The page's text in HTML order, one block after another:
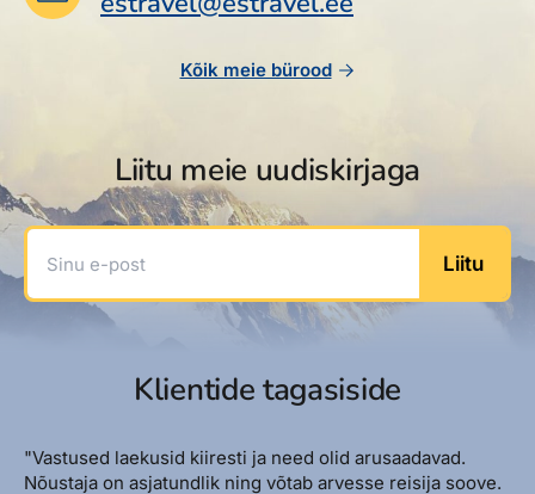
Reisitarvete e-pood
Kuldkaart
Platinum Club
Boonuspunktid
Meist
Kontaktid
Reisikonsultandi teenus
Tule tööle
Uudised
Kõik meie bürood
Liitu meie uudiskirjaga
Sinu e-post
Liitu
Klientide tagasiside
"Vastused laekusid kiiresti ja need olid arusaadavad.
Nõustaja on asjatundlik ning võtab arvesse reisija soove.